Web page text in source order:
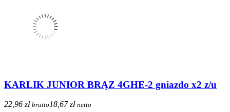
KARLIK JUNIOR BRĄZ 4GHE-2 gniazdo x2 z/u
22,96 zł brutto18,67 zł netto